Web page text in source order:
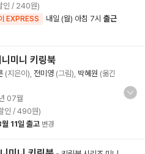
인 / 240원)
EXPRESS 내일 (월) 아침 7시 출근
미니 키링북
(지은이), 전미영 (그림), 박혜원 (옮긴
07월
인 / 490원)
11일 출고 변경